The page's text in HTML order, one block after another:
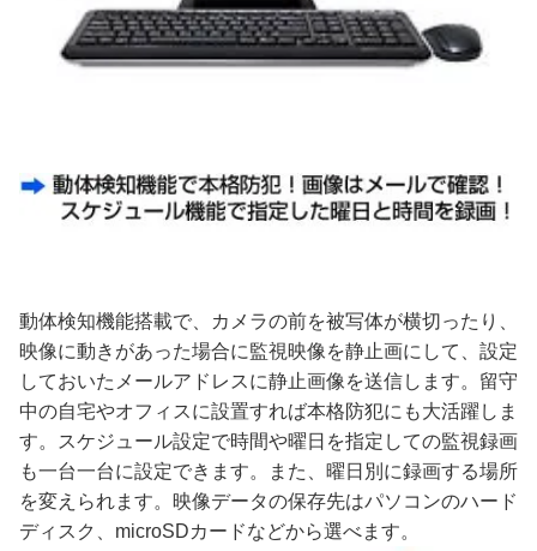
動体検知機能搭載で、カメラの前を被写体が横切ったり、
映像に動きがあった場合に監視映像を静止画にして、設定
しておいたメールアドレスに静止画像を送信します。留守
中の自宅やオフィスに設置すれば本格防犯にも大活躍しま
す。スケジュール設定で時間や曜日を指定しての監視録画
も一台一台に設定できます。また、曜日別に録画する場所
を変えられます。映像データの保存先はパソコンのハード
ディスク、microSDカードなどから選べます。